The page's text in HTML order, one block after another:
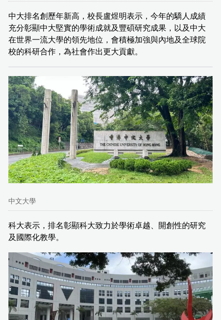
中大排名創歷年新高，校長盧煜明表示，今年的驕人成績
充分彰顯中大堅實的學術成就及豐碩研究成果，以及中大
在世界一流大學的領先地位，會積極加強與內地及全球院
校的科研合作，為社會作出更大貢獻。
中文大學
科大表示，排名彰顯科大致力於學術卓越、開創性的研究
及國際化教學。